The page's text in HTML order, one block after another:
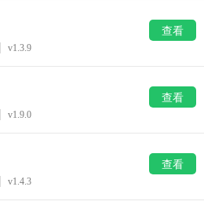
v1.3.9
查看
v1.9.0
查看
v1.4.3
查看